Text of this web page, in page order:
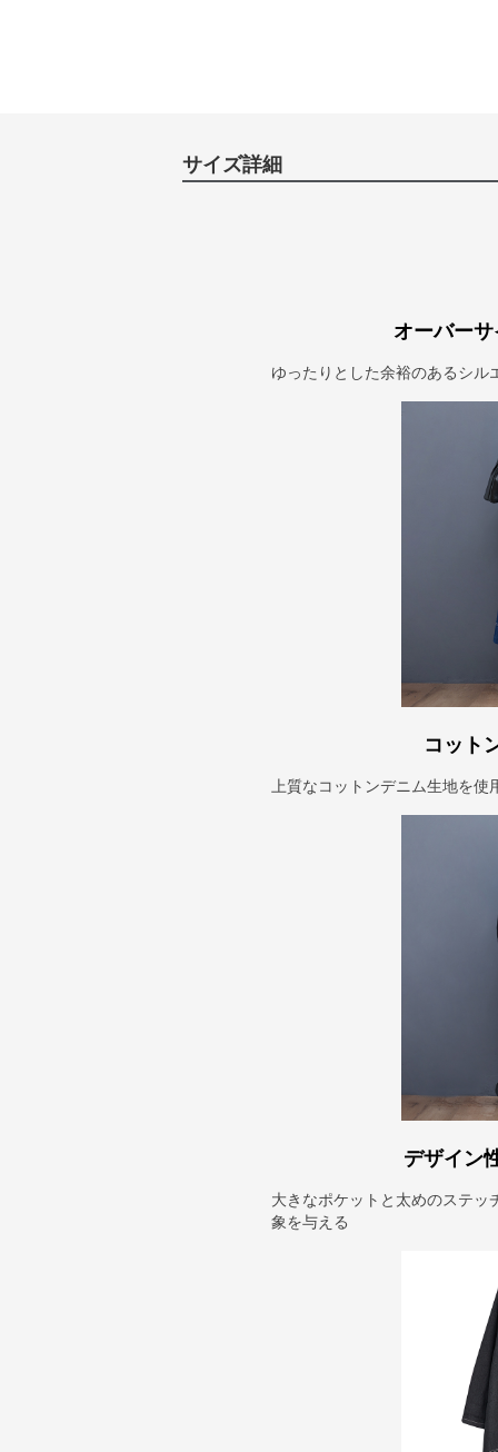
サイズ詳細
オーバー
ゆったりとした余裕のあるシル
コット
上質なコットンデニム生地を
デザイン
大きなポケットと太めのステッ
象を与える